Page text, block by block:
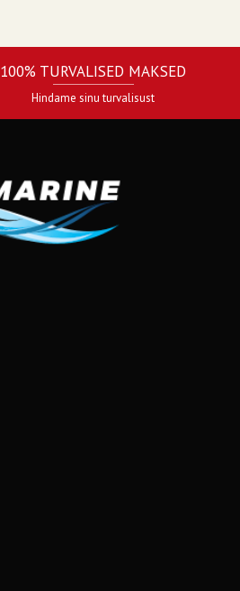
100% TURVALISED MAKSED
Hindame sinu turvalisust